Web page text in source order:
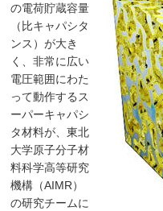
の電荷貯蔵容量
（比キャパシタ
ンス）が大き
く、非常に広い
電圧範囲にわた
って動作するス
ーパーキャパシ
タ材料が、東北
大学原子分子材
料科学高等研究
機構（AIMR）
の研究チームに